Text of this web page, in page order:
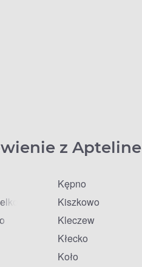
z Apteline
Kępno
Kiszkowo
Kleczew
Kłecko
Koło